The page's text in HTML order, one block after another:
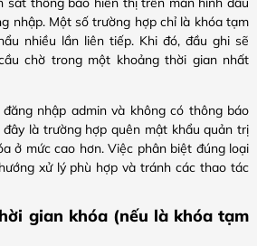
nhập. Một số trường hợp chỉ là khóa tạm
nhiều lần liên tiếp. Khi đó, đầu ghi sẽ
chờ trong một khoảng thời gian nhất
nhập admin và không có thông báo
là trường hợp quên mật khẩu quản trị
ở mức cao hơn. Việc phân biệt đúng loại
xử lý phù hợp và tránh các thao tác
gian khóa (nếu là khóa tạm